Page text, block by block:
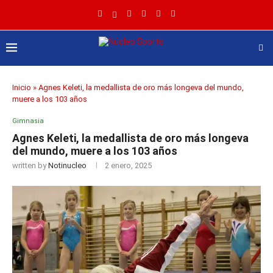
Inicio » Agnes Keleti, la medallista de oro más longeva del mundo,
muere a los 103 años
Gimnasia
Agnes Keleti, la medallista de oro más longeva
del mundo, muere a los 103 años
written byNotinucleo 2 enero, 2025